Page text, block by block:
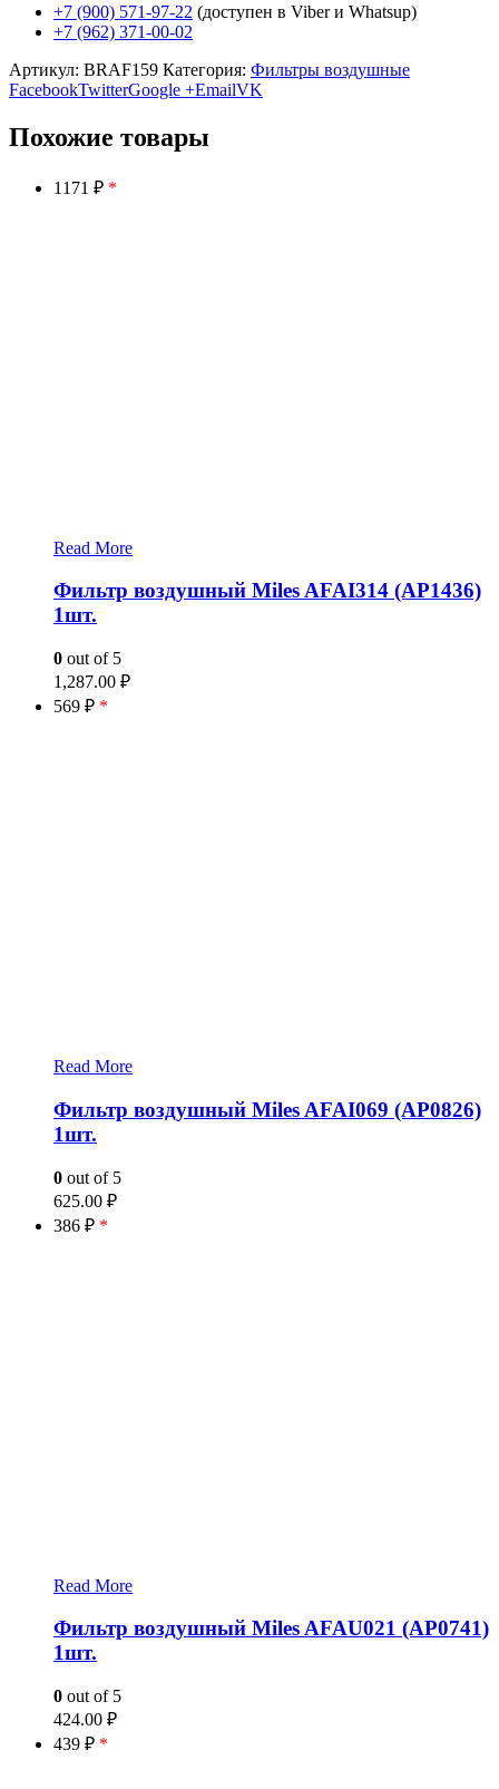
+7 (900) 571-97-22 (доступен в Viber и Whatsup)
+7 (962) 371-00-02
Артикул: BRAF159 Категория: Фильтры воздушные
FacebookTwitterGoogle +EmailVK
Похожие товары
1171 ₽ *
Read More
Фильтр воздушный Miles AFAI314 (AP1436)
1шт.
0 out of 5
1,287.00 ₽
569 ₽ *
Read More
Фильтр воздушный Miles AFAI069 (AP0826)
1шт.
0 out of 5
625.00 ₽
386 ₽ *
Read More
Фильтр воздушный Miles AFAU021 (AP0741)
1шт.
0 out of 5
424.00 ₽
439 ₽ *